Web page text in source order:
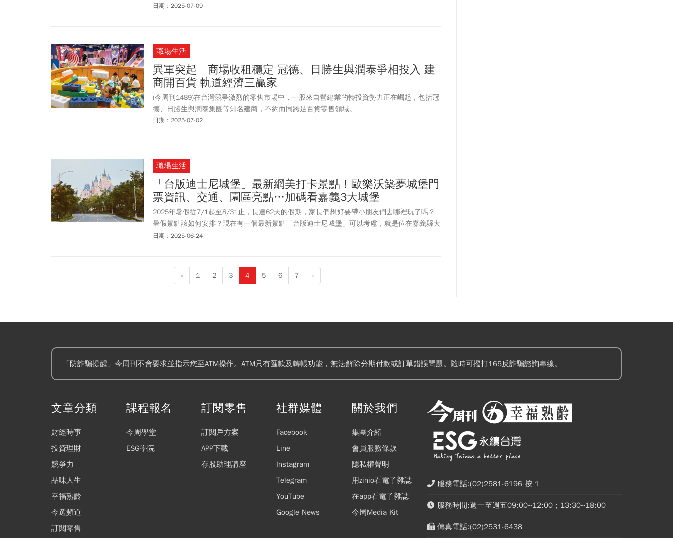
大星巴克、逾3萬冊博客來實體書店、餐飲樓層、與台北時代百貨相通打造的美食空間。
日期：2025-07-09
職場生活
異軍突起 商場收租穩定 冠德、日勝生與潤泰爭相投入 建
商開百貨 軌道經濟三贏家
(今周刊1489)在台灣競爭激烈的零售市場中，一股來自營建業的轉投資勢力正在崛起，包括冠
德、日勝生與潤泰集團等知名建商，不約而同跨足百貨零售領域。
日期：2025-07-02
職場生活
「台版迪士尼城堡」最新網美打卡景點！歐樂沃築夢城堡門
票資訊、交通、園區亮點…加碼看嘉義3大城堡
2025年暑假從7/1起至8/31止，長達62天的假期，家長們想好要帶小朋友們去哪裡玩了嗎？
暑假景點該如何安排？現在有一個最新景點「台版迪士尼城堡」可以考慮，就是位在嘉義縣大
林鎮「歐樂沃築夢城堡 Otherworld」，這是繼佐登妮絲城堡、蓋婭莊園成立後，嘉義第3座城
日期：2025-06-24
« 1 2 3 4 5 6 7 »
「防詐騙提醒」今周刊不會要求並指示您至ATM操作。ATM只有匯款及轉帳功能，無法解除分期付款或訂單錯誤問題。隨時可撥打165反詐騙諮詢專線。
文章分類
財經時事
投資理財
競爭力
品味人生
幸福熟齡
今選頻道
訂閱零售
課程報名
今周學堂
ESG學院
訂閱零售
訂閱戶方案
APP下載
存股助理講座
社群媒體
Facebook
Line
Instagram
Telegram
YouTube
Google News
關於我們
集團介紹
會員服務條款
隱私權聲明
用zinio看電子雜誌
在app看電子雜誌
今周Media Kit
服務電話:(02)2581-6196 按 1
服務時間:週一至週五09:00~12:00；13:30~18:00
傳真電話:(02)2531-6438